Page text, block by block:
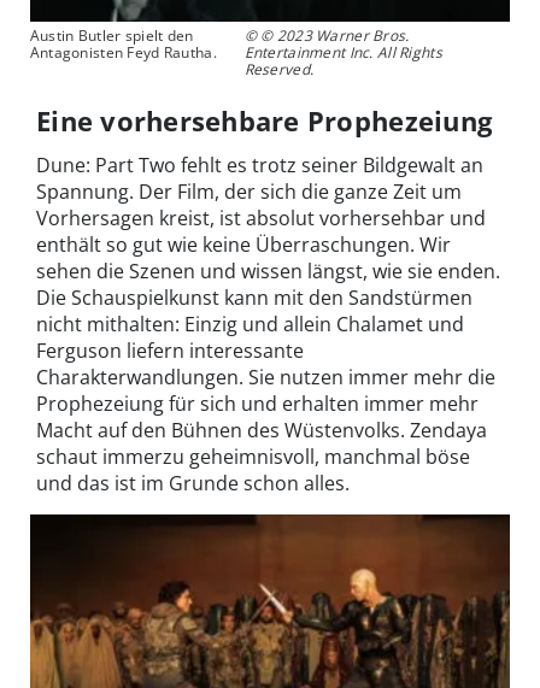
Austin Butler spielt den
Antagonisten Feyd Rautha.
© © 2023 Warner Bros.
Entertainment Inc. All Rights
Reserved.
Eine vorhersehbare Prophezeiung
Dune: Part Two fehlt es trotz seiner Bildgewalt an
Spannung. Der Film, der sich die ganze Zeit um
Vorhersagen kreist, ist absolut vorhersehbar und
enthält so gut wie keine Überraschungen. Wir
sehen die Szenen und wissen längst, wie sie enden.
Die Schauspielkunst kann mit den Sandstürmen
nicht mithalten: Einzig und allein Chalamet und
Ferguson liefern interessante
Charakterwandlungen. Sie nutzen immer mehr die
Prophezeiung für sich und erhalten immer mehr
Macht auf den Bühnen des Wüstenvolks. Zendaya
schaut immerzu geheimnisvoll, manchmal böse
und das ist im Grunde schon alles.